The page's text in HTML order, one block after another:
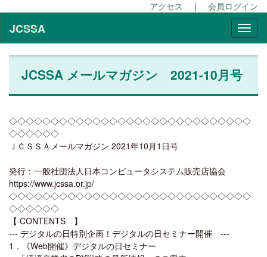
アクセス ｜ 会員ログイン
JCSSA
JCSSA メールマガジン 2021-10月号
◇◇◇◇◇◇◇◇◇◇◇◇◇◇◇◇◇◇◇◇◇◇◇◇◇◇◇◇◇
◇◇◇◇◇◇
ＪＣＳＳＡメールマガジン 2021年10月1日号
発行：一般社団法人日本コンピュータシステム販売店協会
https://www.jcssa.or.jp/
◇◇◇◇◇◇◇◇◇◇◇◇◇◇◇◇◇◇◇◇◇◇◇◇◇◇◇◇◇
◇◇◇◇◇◇
【 CONTENTS 】
--- デジタルの日特別企画！デジタルの日セミナー開催 ---
1．《Web開催》デジタルの日セミナー